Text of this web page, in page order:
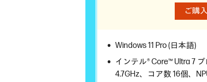
ご購
Windows 11 Pro (日本語)
インテル® Core™ Ultra 7
4.7GHz、コア数 16個、